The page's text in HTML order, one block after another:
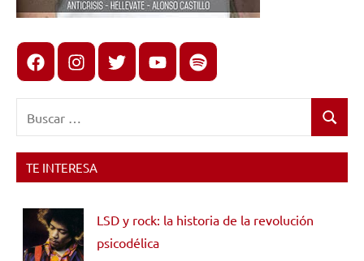
FacebookInstagram
X youtubespotify
Buscar
TE INTERESA
LSD y rock: la historia de la revolución
psicodélica